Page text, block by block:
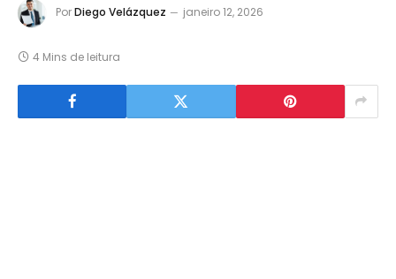
PorDiego Velázquez janeiro 12, 2026
4 Mins de leitura